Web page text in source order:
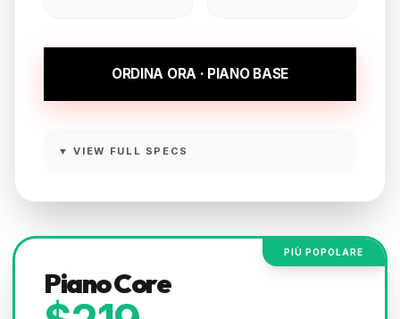
ORDINA ORA · PIANO BASE
▼ VIEW FULL SPECS
PIÙ POPOLARE
Piano Core